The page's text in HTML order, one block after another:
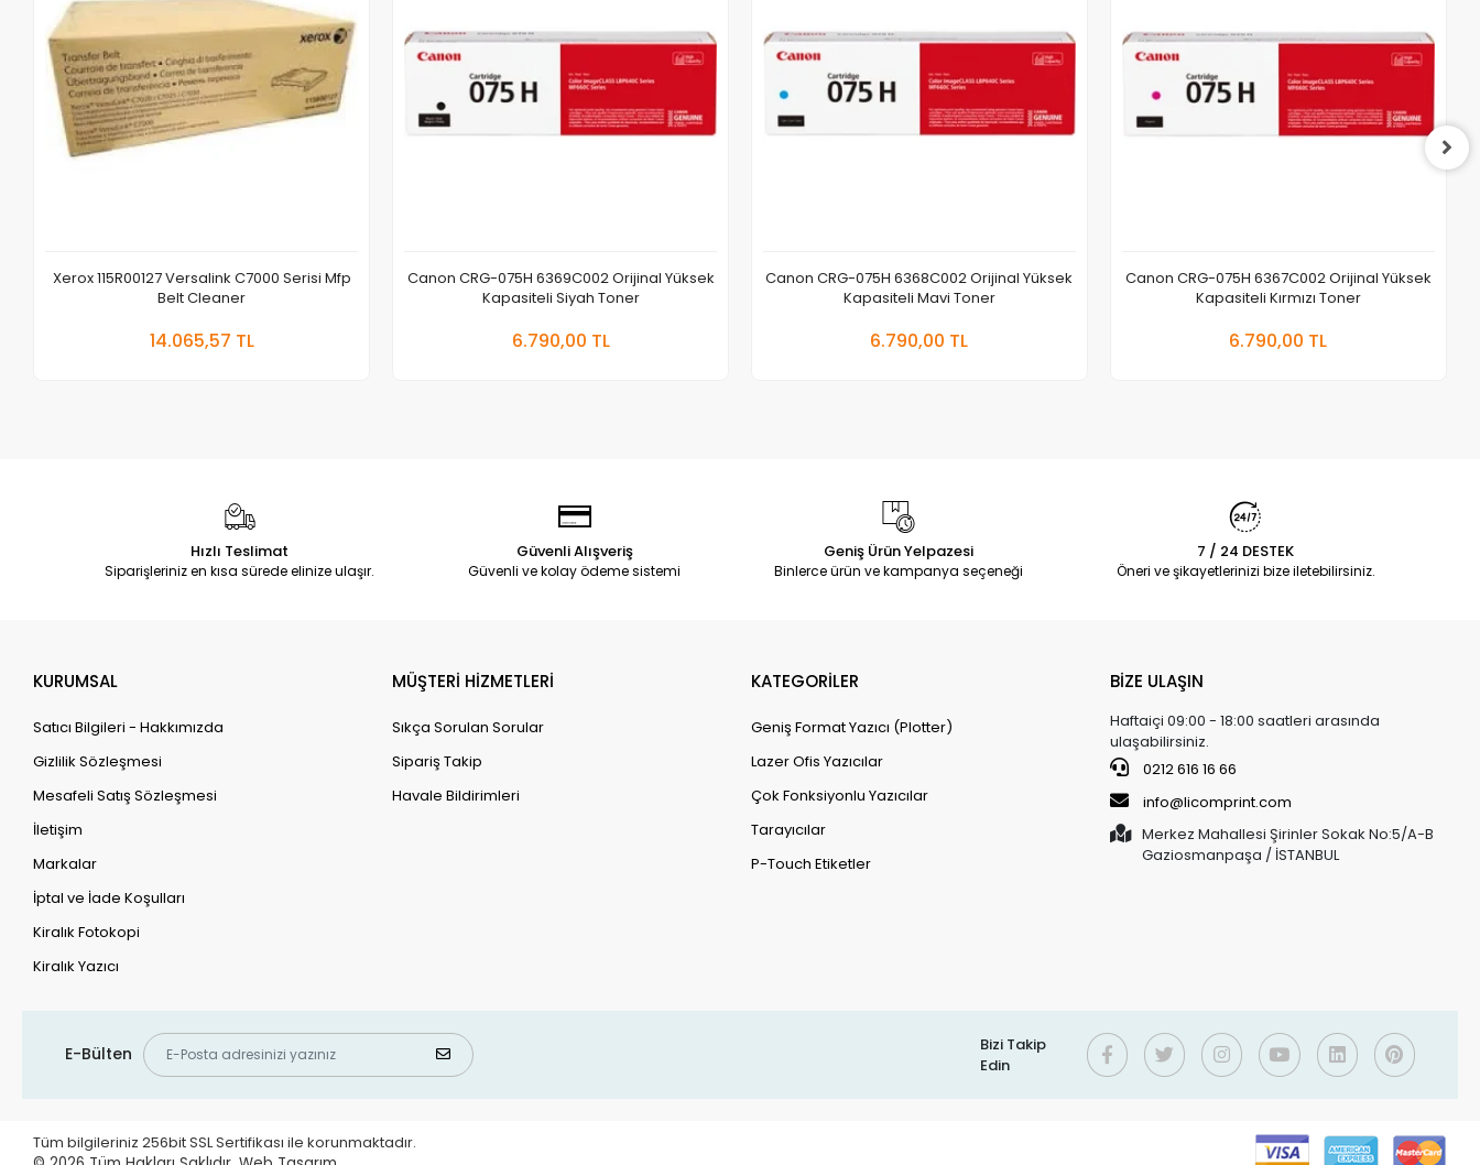
Xerox 115R00127 Versalink C7000 Serisi Mfp
Belt Cleaner
14.065,57 TL
Canon CRG-075H 6369C002 Orijinal Yüksek
Kapasiteli Siyah Toner
6.790,00 TL
Canon CRG-075H 6368C002 Orijinal Yüksek
Kapasiteli Mavi Toner
6.790,00 TL
Canon CRG-075H 6367C002 Orijinal Yüksek
Kapasiteli Kırmızı Toner
6.790,00 TL
Hızlı Teslimat
Siparişleriniz en kısa sürede elinize ulaşır.
Güvenli Alışveriş
Güvenli ve kolay ödeme sistemi
Geniş Ürün Yelpazesi
Binlerce ürün ve kampanya seçeneği
7 / 24 DESTEK
Öneri ve şikayetlerinizi bize iletebilirsiniz.
KURUMSAL
Satıcı Bilgileri - Hakkımızda
Gizlilik Sözleşmesi
Mesafeli Satış Sözleşmesi
İletişim
Markalar
İptal ve İade Koşulları
Kiralık Fotokopi
Kiralık Yazıcı
MÜŞTERİ HİZMETLERİ
Sıkça Sorulan Sorular
Sipariş Takip
Havale Bildirimleri
KATEGORİLER
Geniş Format Yazıcı (Plotter)
Lazer Ofis Yazıcılar
Çok Fonksiyonlu Yazıcılar
Tarayıcılar
P-Touch Etiketler
BİZE ULAŞIN
Haftaiçi 09:00 - 18:00 saatleri arasında
ulaşabilirsiniz.
0212 616 16 66
info@licomprint.com
Merkez Mahallesi Şirinler Sokak No:5/A-B
Gaziosmanpaşa / İSTANBUL
E-Bülten
Bizi Takip
Edin
Tüm bilgileriniz 256bit SSL Sertifikası ile korunmaktadır.